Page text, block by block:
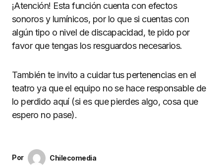
¡Atención! Esta función cuenta con efectos
sonoros y lumínicos, por lo que si cuentas con
algún tipo o nivel de discapacidad, te pido por
favor que tengas los resguardos necesarios.
También te invito a cuidar tus pertenencias en el
teatro ya que el equipo no se hace responsable de
lo perdido aquí (si es que pierdes algo, cosa que
espero no pase).
Por
Chilecomedia